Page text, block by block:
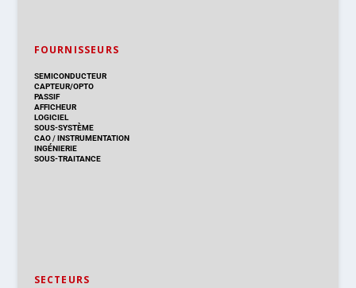
FOURNISSEURS
SEMICONDUCTEUR
CAPTEUR/OPTO
PASSIF
AFFICHEUR
LOGICIEL
SOUS-SYSTÈME
CAO/INSTRUMENTATION
INGÉNIERIE
SOUS-TRAITANCE
SECTEURS